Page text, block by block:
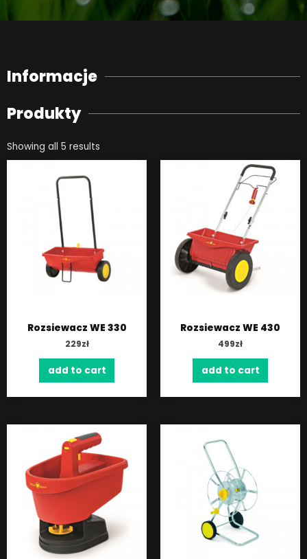
Informacje
Produkty
Showing all 5 results
Rozsiewacz WE 330
229zł
add to cart
Rozsiewacz WE 430
499zł
add to cart